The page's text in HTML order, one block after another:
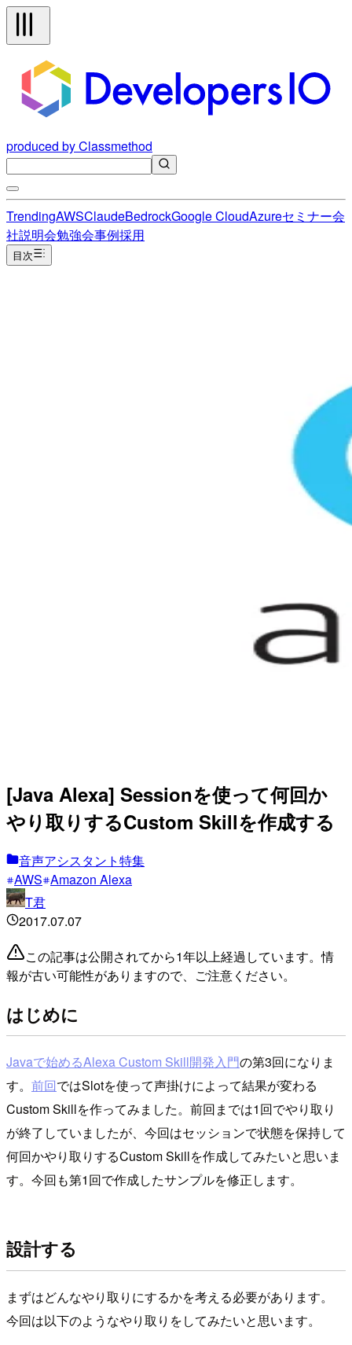
produced by Classmethod
TrendingAWSClaudeBedrockGoogle CloudAzureセミナー会
社説明会勉強会事例採用
目次
[Java Alexa] Sessionを使って何回か
やり取りするCustom Skillを作成する
音声アシスタント特集
AWS Amazon Alexa
T君
2017.07.07
この記事は公開されてから1年以上経過しています。情
報が古い可能性がありますので、ご注意ください。
はじめに
Javaで始めるAlexa Custom Skill開発入門の第3回になりま
す。 前回ではSlotを使って声掛けによって結果が変わる
Custom Skillを作ってみました。前回までは1回でやり取り
が終了していましたが、今回はセッションで状態を保持して
何回かやり取りするCustom Skillを作成してみたいと思いま
す。今回も第1回で作成したサンプルを修正します。
設計する
まずはどんなやり取りにするかを考える必要があります。
今回は以下のようなやり取りをしてみたいと思います。